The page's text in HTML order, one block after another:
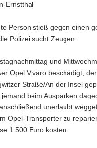
Ernstthal
Person stieß gegen einen
Polizei sucht Zeugen.
und
Opel Vivaro beschädigt,
Straße/An der Insel
beim Ausparken
unerlaubt
Opel-Transporter zu
1.500 Euro kosten.